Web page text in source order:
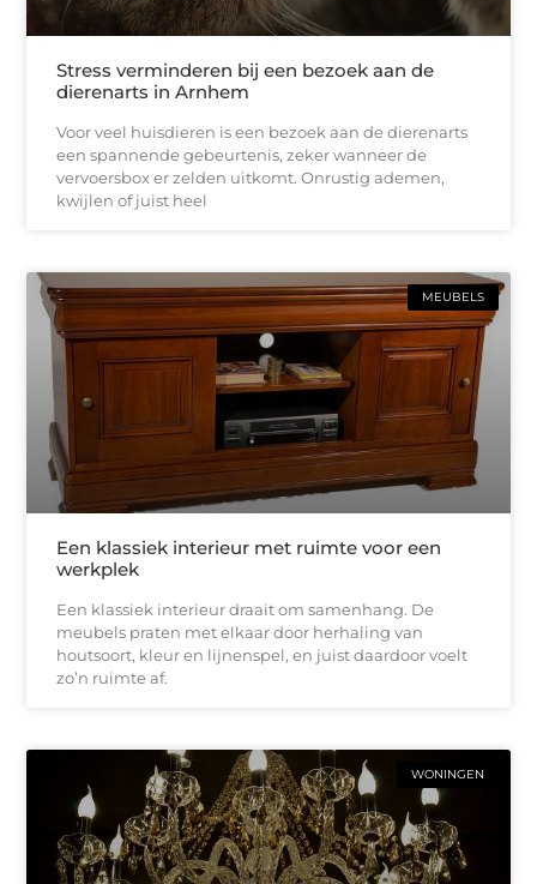
Stress verminderen bij een bezoek aan de
dierenarts in Arnhem
Voor veel huisdieren is een bezoek aan de dierenarts
een spannende gebeurtenis, zeker wanneer de
vervoersbox er zelden uitkomt. Onrustig ademen,
kwijlen of juist heel
MEUBELS
Een klassiek interieur met ruimte voor een
werkplek
Een klassiek interieur draait om samenhang. De
meubels praten met elkaar door herhaling van
houtsoort, kleur en lijnenspel, en juist daardoor voelt
zo’n ruimte af.
WONINGEN